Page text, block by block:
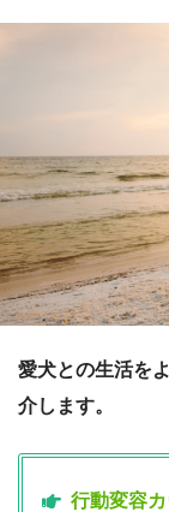
愛犬との生活を
介します。
行動変容